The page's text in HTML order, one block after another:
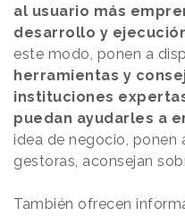
al usuario más
desarrollo y
este modo, ponen a
herramientas y
instituciones
puedan ayudarles a
idea de negocio, ponen
gestoras, aconsejan
También ofrecen